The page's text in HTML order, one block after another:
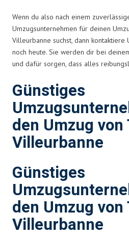
Wenn du also nach einem
Umzugsunternehmen für deinen
Villeurbanne suchst, dann
noch heute. Sie werden dir bei
und dafür sorgen, dass alles
Günstiges
den Umzug
Villeurbanne
Günstiges
den Umzug
Villeurbanne